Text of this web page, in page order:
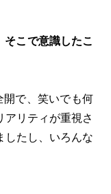
こで意識したこ
開で、笑いでも何
リティが重視さ
したし、いろんな